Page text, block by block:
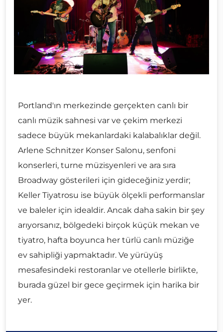
Portland'ın merkezinde gerçekten canlı bir
canlı müzik sahnesi var ve çekim merkezi
sadece büyük mekanlardaki kalabalıklar değil.
Arlene Schnitzer Konser Salonu, senfoni
konserleri, turne müzisyenleri ve ara sıra
Broadway gösterileri için gideceğiniz yerdir;
Keller Tiyatrosu ise büyük ölçekli performanslar
ve baleler için idealdir. Ancak daha sakin bir şey
arıyorsanız, bölgedeki birçok küçük mekan ve
tiyatro, hafta boyunca her türlü canlı müziğe
ev sahipliği yapmaktadır. Ve yürüyüş
mesafesindeki restoranlar ve otellerle birlikte,
burada güzel bir gece geçirmek için harika bir
yer.